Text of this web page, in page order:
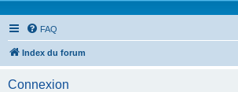
FAQ
Index du forum
Connexion